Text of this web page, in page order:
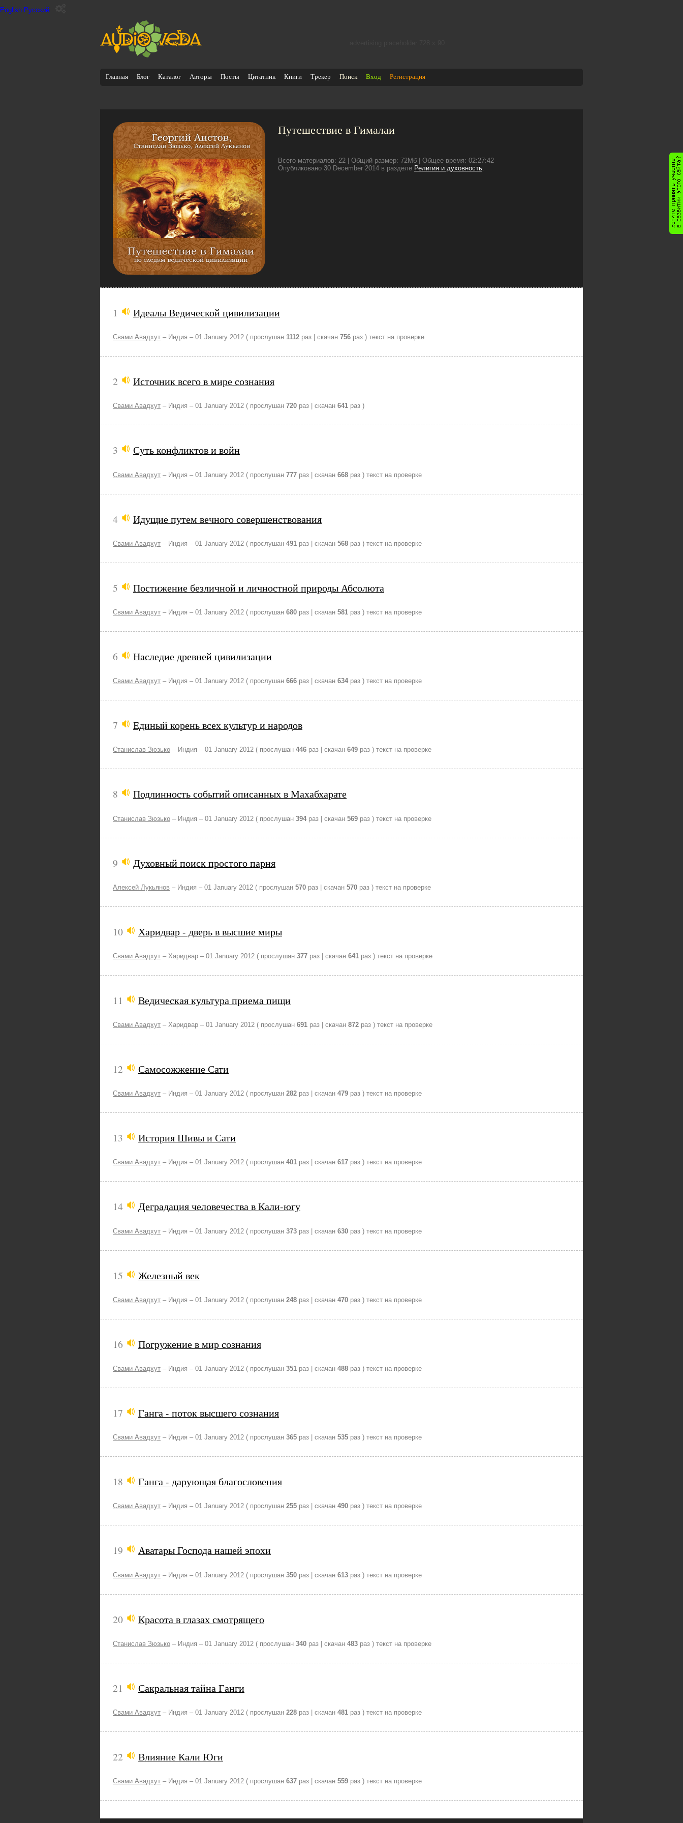
English Русский
Главная Блог Каталог Авторы Посты Цитатник Книги Трекер Поиск Вход Регистрация
Путешествие в Гималаи
Всего материалов: 22 | Общий размер: 72Мб | Общее время: 02:27:42
Опубликовано 30 December 2014 в разделе Религия и духовность.
1 Идеалы Ведической цивилизации
Свами Авадхут – Индия – 01 January 2012 ( прослушан 1112 раз | скачан 756 раз ) текст на проверке
2 Источник всего в мире сознания
Свами Авадхут – Индия – 01 January 2012 ( прослушан 720 раз | скачан 641 раз )
3 Суть конфликтов и войн
Свами Авадхут – Индия – 01 January 2012 ( прослушан 777 раз | скачан 668 раз ) текст на проверке
4 Идущие путем вечного совершенствования
Свами Авадхут – Индия – 01 January 2012 ( прослушан 491 раз | скачан 568 раз ) текст на проверке
5 Постижение безличной и личностной природы Абсолюта
Свами Авадхут – Индия – 01 January 2012 ( прослушан 680 раз | скачан 581 раз ) текст на проверке
6 Наследие древней цивилизации
Свами Авадхут – Индия – 01 January 2012 ( прослушан 666 раз | скачан 634 раз ) текст на проверке
7 Единый корень всех культур и народов
Станислав Зюзько – Индия – 01 January 2012 ( прослушан 446 раз | скачан 649 раз ) текст на проверке
8 Подлинность событий описанных в Махабхарате
Станислав Зюзько – Индия – 01 January 2012 ( прослушан 394 раз | скачан 569 раз ) текст на проверке
9 Духовный поиск простого парня
Алексей Лукьянов – Индия – 01 January 2012 ( прослушан 570 раз | скачан 570 раз ) текст на проверке
10 Харидвар - дверь в высшие миры
Свами Авадхут – Харидвар – 01 January 2012 ( прослушан 377 раз | скачан 641 раз ) текст на проверке
11 Ведическая культура приема пищи
Свами Авадхут – Харидвар – 01 January 2012 ( прослушан 691 раз | скачан 872 раз ) текст на проверке
12 Самосожжение Сати
Свами Авадхут – Индия – 01 January 2012 ( прослушан 282 раз | скачан 479 раз ) текст на проверке
13 История Шивы и Сати
Свами Авадхут – Индия – 01 January 2012 ( прослушан 401 раз | скачан 617 раз ) текст на проверке
14 Деградация человечества в Кали-югу
Свами Авадхут – Индия – 01 January 2012 ( прослушан 373 раз | скачан 630 раз ) текст на проверке
15 Железный век
Свами Авадхут – Индия – 01 January 2012 ( прослушан 248 раз | скачан 470 раз ) текст на проверке
16 Погружение в мир сознания
Свами Авадхут – Индия – 01 January 2012 ( прослушан 351 раз | скачан 488 раз ) текст на проверке
17 Ганга - поток высшего сознания
Свами Авадхут – Индия – 01 January 2012 ( прослушан 365 раз | скачан 535 раз ) текст на проверке
18 Ганга - дарующая благословения
Свами Авадхут – Индия – 01 January 2012 ( прослушан 255 раз | скачан 490 раз ) текст на проверке
19 Аватары Господа нашей эпохи
Свами Авадхут – Индия – 01 January 2012 ( прослушан 350 раз | скачан 613 раз ) текст на проверке
20 Красота в глазах смотрящего
Станислав Зюзько – Индия – 01 January 2012 ( прослушан 340 раз | скачан 483 раз ) текст на проверке
21 Сакральная тайна Ганги
Свами Авадхут – Индия – 01 January 2012 ( прослушан 228 раз | скачан 481 раз ) текст на проверке
22 Влияние Кали Юги
Свами Авадхут – Индия – 01 January 2012 ( прослушан 637 раз | скачан 559 раз ) текст на проверке